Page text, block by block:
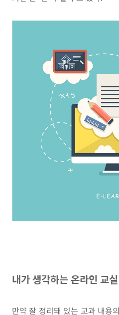
내가 생각하는 온라인 교실
만약 잘 정리돼 있는 교과 내용